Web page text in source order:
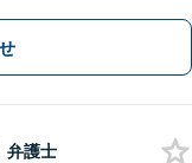
弁護士